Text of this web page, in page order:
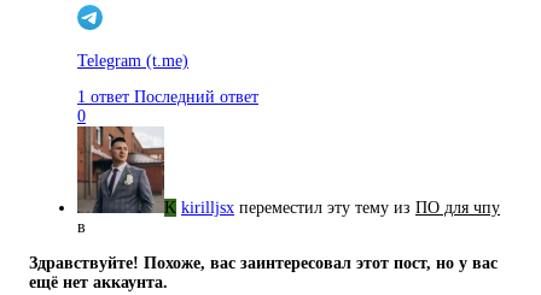
Telegram (t.me)
1 ответ Последний ответ
0
K kirilljsx переместил эту тему из ПO для чпу
в
Здравствуйте! Похоже, вас заинтересовал этот пост, но у вас
ещё нет аккаунта.